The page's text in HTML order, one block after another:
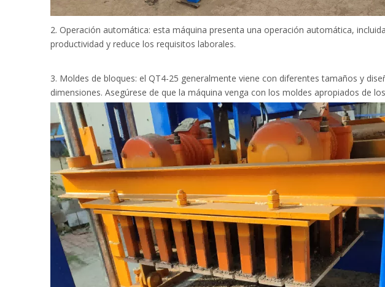
2. Operación automática: esta máquina presenta una operación automática,
productividad y reduce los requisitos laborales.
3. Moldes de bloques: el QT4-25 generalmente viene con diferentes tamaños y
dimensiones. Asegúrese de que la máquina venga con los moldes apropiados de